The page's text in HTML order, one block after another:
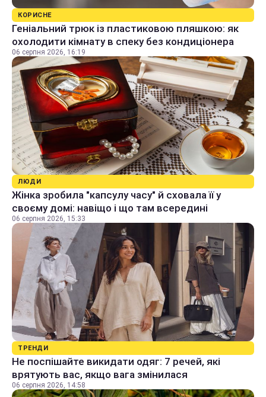
КОРИСНЕ
Геніальний трюк із пластиковою пляшкою: як
охолодити кімнату в спеку без кондиціонера
06 серпня 2026, 16:19
ЛЮДИ
Жінка зробила "капсулу часу" й сховала її у
своєму домі: навіщо і що там всередині
06 серпня 2026, 15:33
ТРЕНДИ
Не поспішайте викидати одяг: 7 речей, які
врятують вас, якщо вага змінилася
06 серпня 2026, 14:58